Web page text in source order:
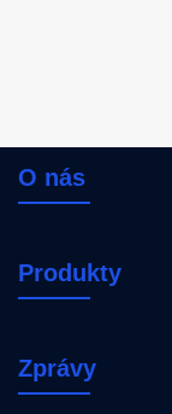
O nás
Produkty
Zprávy